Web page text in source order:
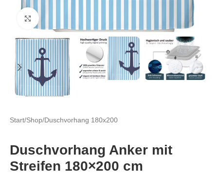
Start/Shop/Duschvorhang 180x200
Duschvorhang Anker mit
Streifen 180×200 cm